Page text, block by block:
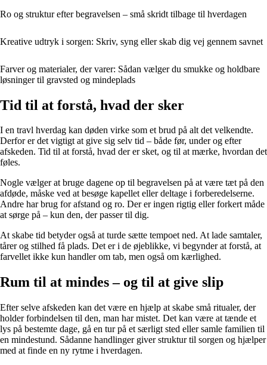
Ro og struktur efter begravelsen – små skridt tilbage til hverdagen
Kreative udtryk i sorgen: Skriv, syng eller skab dig vej gennem savnet
Farver og materialer, der varer: Sådan vælger du smukke og holdbare
løsninger til gravsted og mindeplads
Tid til at forstå, hvad der sker
I en travl hverdag kan døden virke som et brud på alt det velkendte.
Derfor er det vigtigt at give sig selv tid – både før, under og efter
afskeden. Tid til at forstå, hvad der er sket, og til at mærke, hvordan det
føles.
Nogle vælger at bruge dagene op til begravelsen på at være tæt på den
afdøde, måske ved at besøge kapellet eller deltage i forberedelserne.
Andre har brug for afstand og ro. Der er ingen rigtig eller forkert måde
at sørge på – kun den, der passer til dig.
At skabe tid betyder også at turde sætte tempoet ned. At lade samtaler,
tårer og stilhed få plads. Det er i de øjeblikke, vi begynder at forstå, at
farvellet ikke kun handler om tab, men også om kærlighed.
Rum til at mindes – og til at give slip
Efter selve afskeden kan det være en hjælp at skabe små ritualer, der
holder forbindelsen til den, man har mistet. Det kan være at tænde et
lys på bestemte dage, gå en tur på et særligt sted eller samle familien til
en mindestund. Sådanne handlinger giver struktur til sorgen og hjælper
med at finde en ny rytme i hverdagen.